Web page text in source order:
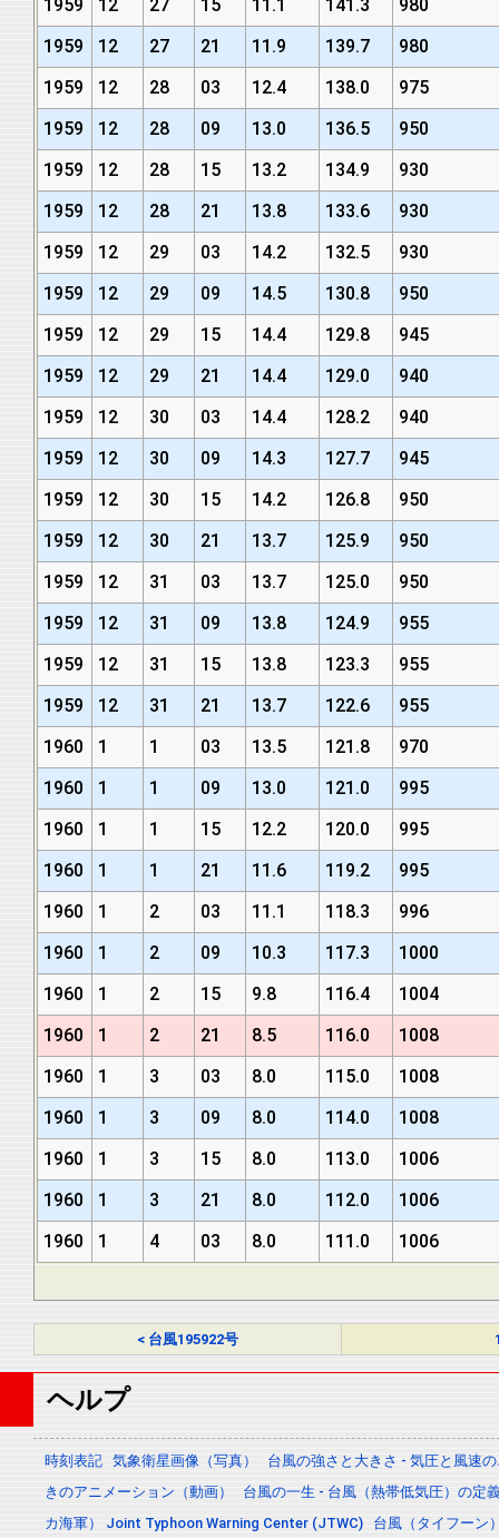
1959
12 27 15 11.1 141.3
980
1959
12 27 21 11.9 139.7
980
1959
12 28 03 12.4 138.0
975
1959
12 28 09 13.0 136.5
950
1959
12 28 15 13.2 134.9
930
1959
12 28 21 13.8 133.6
930
1959
12 29 03 14.2 132.5
930
1959
12 29 09 14.5 130.8
950
1959
12 29 15 14.4 129.8
945
1959
12 29 21 14.4 129.0
940
1959
12 30 03 14.4 128.2
940
1959
12 30 09 14.3 127.7
945
1959
12 30 15 14.2 126.8
950
1959
12 30 21 13.7 125.9
950
1959
12 31 03 13.7 125.0
950
1959
12 31 09 13.8 124.9
955
1959
12 31 15 13.8 123.3
955
1959
12 31 21 13.7 122.6
955
1960
1 1 03 13.5 121.8
970
1960
1 1 09 13.0 121.0
995
1960
1 1 15 12.2 120.0
995
1960
1 1 21 11.6 119.2
995
1960
1 2 03 11.1 118.3
996
1960
1 2 09 10.3 117.3
1000
1960
1 2 15 9.8 116.4
1004
1960
1 2 21 8.5 116.0
1008
1960
1 3 03 8.0 115.0
1008
1960
1 3 09 8.0 114.0
1008
1960
1 3 15 8.0 113.0
1006
1960
1 3 21 8.0 112.0
1006
1960
1 4 03 8.0 111.0 1006
< 台風195922号
ヘルプ
時刻表記 気象衛星画像（写真）
台風の強さと大きさ - 気圧と風速
きのアニメーション（動画）
台風の一生 - 台風（熱帯低気圧）の定
カ海軍） Joint Typhoon Warning Center (JTWC)
台風（タイフーン